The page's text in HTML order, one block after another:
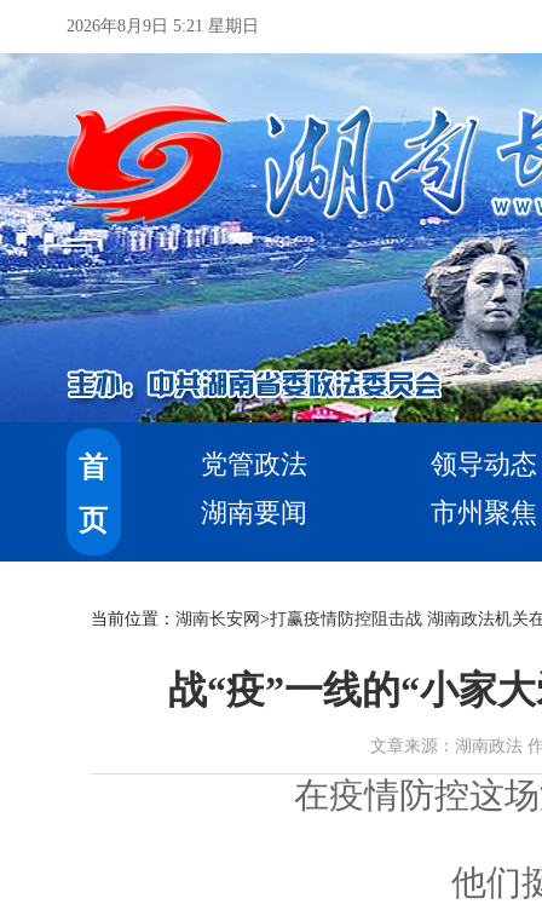
2026年8月9日 5:21 星期日
首
页
党管政法
领导动态
湖南要闻
市州聚焦
当前位置： 湖南长安网 >打赢疫情防控阻击战 湖南政法机关
战“疫”一线的“小家
文章来源：湖南政法
在疫情防控这
他们